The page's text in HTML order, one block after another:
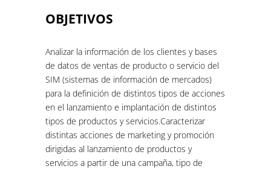
OBJETIVOS
Analizar la información de los clientes y bases
de datos de ventas de producto o servicio del
SIM (sistemas de información de mercados)
para la definición de distintos tipos de acciones
en el lanzamiento e implantación de distintos
tipos de productos y servicios.Caracterizar
distintas acciones de marketing y promoción
dirigidas al lanzamiento de productos y
servicios a partir de una campaña, tipo de